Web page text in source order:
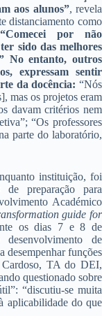
aos alunos”, revela
distanciamento como
“Comecei por não
sido das melhores
No entanto, outros
expressam sentir
da docência: “Nós
mas os projetos eram
davam critérios nem
“Os professores
parte do laboratório,
instituição, foi
de preparação para
Académico
guide for
os dias 7 e 8 de
de
desempenhar funções
TA do DEI,
questionado sobre
“discutiu-se muita
aplicabilidade do que